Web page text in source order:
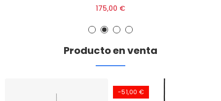
175,00 €
Producto en venta
-51,00 €